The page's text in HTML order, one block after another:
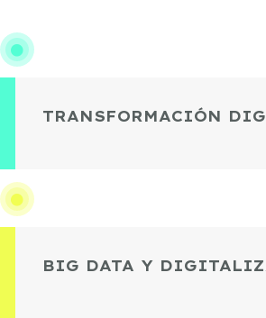
TRANSFORMACIÓN
BIG DATA Y